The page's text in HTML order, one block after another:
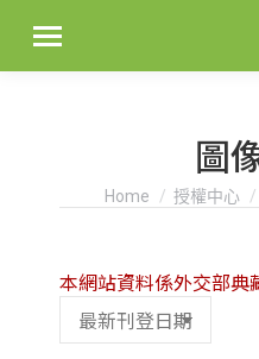
圖
You are here:
Home 授權中心
本網站資料係外交部